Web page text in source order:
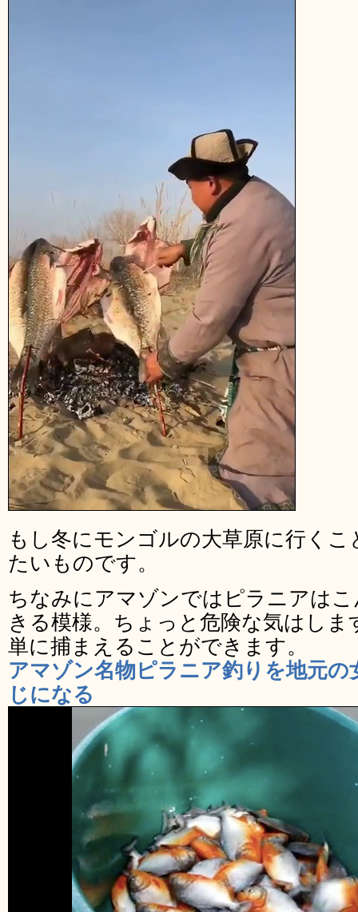
もし冬にモンゴルの大草原に行く
たいものです。
ちなみにアマゾンではピラニアは
きる模様。ちょっと危険な気はし
単に捕まえることができます。
アマゾン名物ピラニア釣りを地元
じになる